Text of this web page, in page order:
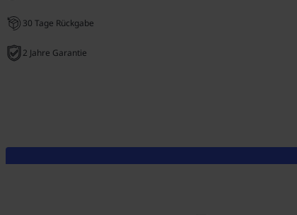
30 Tage Rückgabe
2 Jahre Garantie